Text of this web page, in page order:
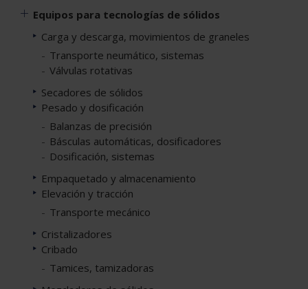
Equipos para tecnologías de sólidos
Carga y descarga, movimientos de graneles
Transporte neumático, sistemas
Válvulas rotativas
Secadores de sólidos
Pesado y dosificación
Balanzas de precisión
Básculas automáticas, dosificadores
Dosificación, sistemas
Empaquetado y almacenamiento
Elevación y tracción
Transporte mecánico
Cristalizadores
Cribado
Tamices, tamizadoras